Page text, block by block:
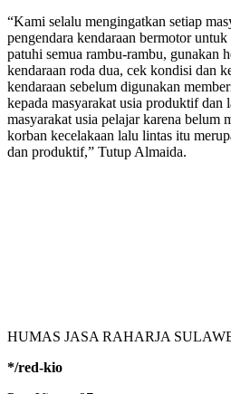
“Kami selalu mengingatkan setiap
pengendara kendaraan bermotor
patuhi semua rambu-rambu, gunakan
kendaraan roda dua, cek kondisi dan
kendaraan sebelum digunakan
kepada masyarakat usia produktif dan
masyarakat usia pelajar karena belum
korban kecelakaan lalu lintas itu
dan produktif,” Tutup Almaida.
HUMAS JASA RAHARJA
*/red-kio